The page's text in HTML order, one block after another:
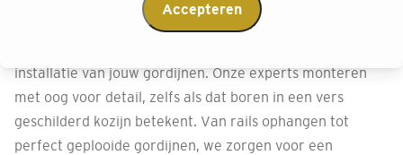
Bij Decokay Bloemendaal Enkhuizen willen we je volledig
installatie van jouw gordijnen. Onze experts monteren
met oog voor detail, zelfs als dat boren in een vers
geschilderd kozijn betekent. Van rails ophangen tot
perfect geplooide gordijnen, we zorgen voor een
Accepteren